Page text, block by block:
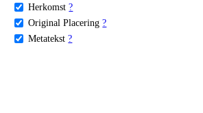
Herkomst ?
Original Placering ?
Metatekst ?